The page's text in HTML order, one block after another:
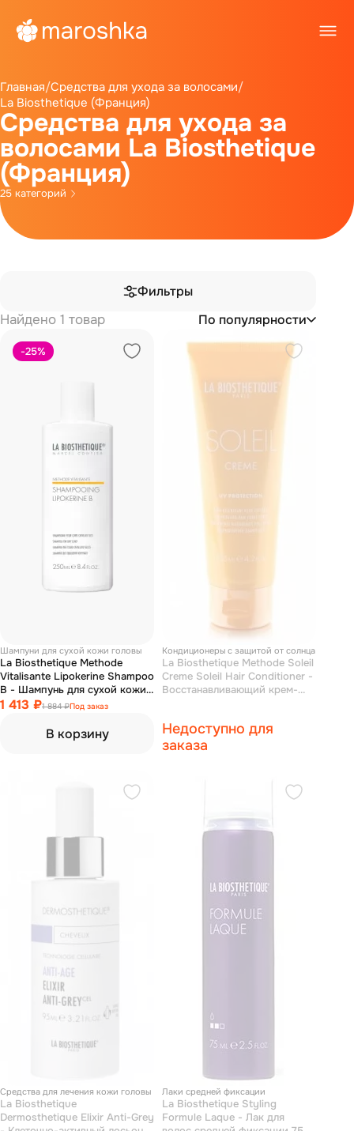
Главная/Средства для ухода за волосами/
La Biosthetique (Франция)
Средства для ухода за
волосами La Biosthetique
(Франция)
25 категорий
Фильтры
Найдено 1 товар
По популярности
-25%
Шампуни для сухой кожи головы
La Biosthetique Methode
Vitalisante Lipokerine Shampoo
B - Шампунь для сухой кожи
головы 250 мл
1 413 ₽1 884 ₽Под заказ
В корзину
Кондиционеры с защитой от солнца
La Biosthetique Methode Soleil
Creme Soleil Hair Conditioner -
Восстанавливающий крем-
волос 125 мл
Недоступно для
заказа
Средства для лечения кожи головы
La Biosthetique
Dermosthetique Elixir Anti-Grey
Лаки средней фиксации
La Biosthetique Styling
Formule Laque - Лак для